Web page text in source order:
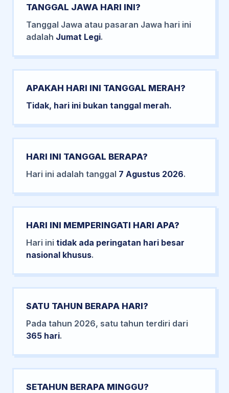
TANGGAL JAWA HARI INI?
Tanggal Jawa atau pasaran Jawa hari ini
adalah Jumat Legi.
APAKAH HARI INI TANGGAL MERAH?
Tidak, hari ini bukan tanggal merah.
HARI INI TANGGAL BERAPA?
Hari ini adalah tanggal 7 Agustus 2026.
HARI INI MEMPERINGATI HARI APA?
Hari ini tidak ada peringatan hari besar
nasional khusus.
SATU TAHUN BERAPA HARI?
Pada tahun 2026, satu tahun terdiri dari
365 hari.
SETAHUN BERAPA MINGGU?